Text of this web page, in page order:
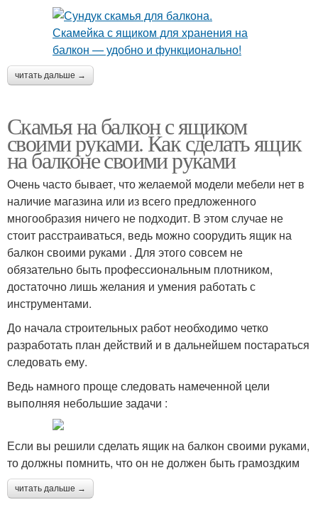
читать дальше →
Скамья на балкон с ящиком
своими руками. Как сделать ящик
на балконе своими руками
Очень часто бывает, что желаемой модели мебели нет в
наличие магазина или из всего предложенного
многообразия ничего не подходит. В этом случае не
стоит расстраиваться, ведь можно соорудить ящик на
балкон своими руками . Для этого совсем не
обязательно быть профессиональным плотником,
достаточно лишь желания и умения работать с
инструментами.
До начала строительных работ необходимо четко
разработать план действий и в дальнейшем постараться
следовать ему.
Ведь намного проще следовать намеченной цели
выполняя небольшие задачи :
Если вы решили сделать ящик на балкон своими руками,
то должны помнить, что он не должен быть грамоздким
читать дальше →